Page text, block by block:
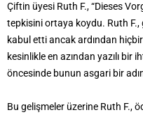
Çiftin üyesi Ruth F., “Dieses
tepkisini ortaya koydu. Ruth F.,
kabul etti ancak ardından
kesinlikle en azından yazılı
öncesinde bunun asgari bir
Bu gelişmeler üzerine Ruth F.,